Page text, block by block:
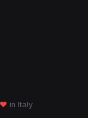
♥ in Italy